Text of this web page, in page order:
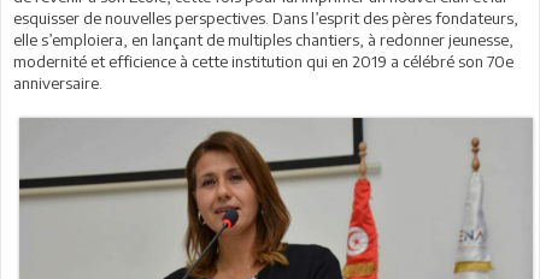
esquisser de nouvelles perspectives. Dans l’esprit des pères fondateurs,
elle s’emploiera, en lançant de multiples chantiers, à redonner jeunesse,
modernité et efficience à cette institution qui en 2019 a célébré son 70e
anniversaire.